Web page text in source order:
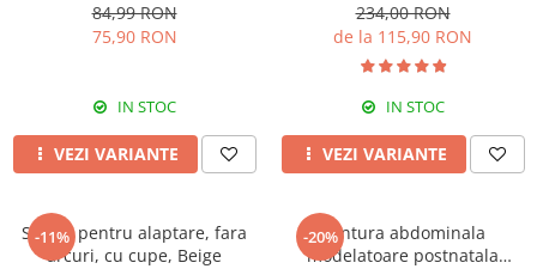
84,99 RON
75,90 RON
IN STOC
VEZI VARIANTE
234,00 RON
de la 115,90 RON
IN STOC
VEZI VARIANTE
-11%
Sutien pentru alaptare, fara
arcuri, cu cupe, Beige
-20%Centura abdominala
modelatoare postnatala